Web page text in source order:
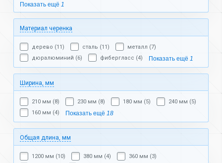
Показать ещё 1
Материал черенка
дерево (11) сталь (11)
металл (7)
дюралюминий (6)
фибергласс (4) Показать ещё 1
Ширина, мм
210 мм (8) 230 мм (8) 180 мм (5)
240 мм (5)
160 мм (4)
Показать ещё 18
Общая длина, мм
1200 мм (10) 380 мм (4)
360 мм (3)